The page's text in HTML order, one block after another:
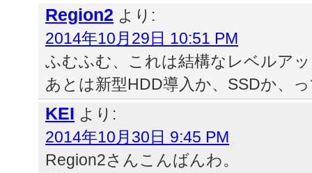
Region2 より:
2014年10月29日 10:51 PM
ふむふむ、これは結構なレベルア
あとは新型HDD導入か、SSDか、
KEI より:
2014年10月30日 9:45 PM
Region2さんこんばんわ。